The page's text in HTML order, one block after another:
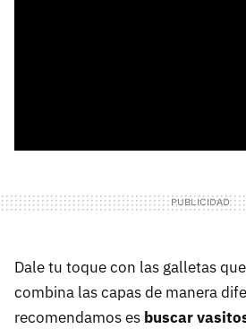
Dale tu toque con las galletas
combina las capas de manera
recomendamos es buscar